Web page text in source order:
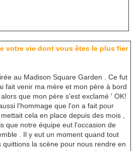
votre vie dont vous êtes le plus fier
au Madison Square Garden . Ce fut
fait venir ma mère et mon père à bord
que mon père s'est exclamé ' OK!
l'hommage que l'on a fait pour
cela en place depuis des mois ,
que notre équipe eut l'occasion de
. Il y eut un moment quand tout
la scène pour nous rendre en